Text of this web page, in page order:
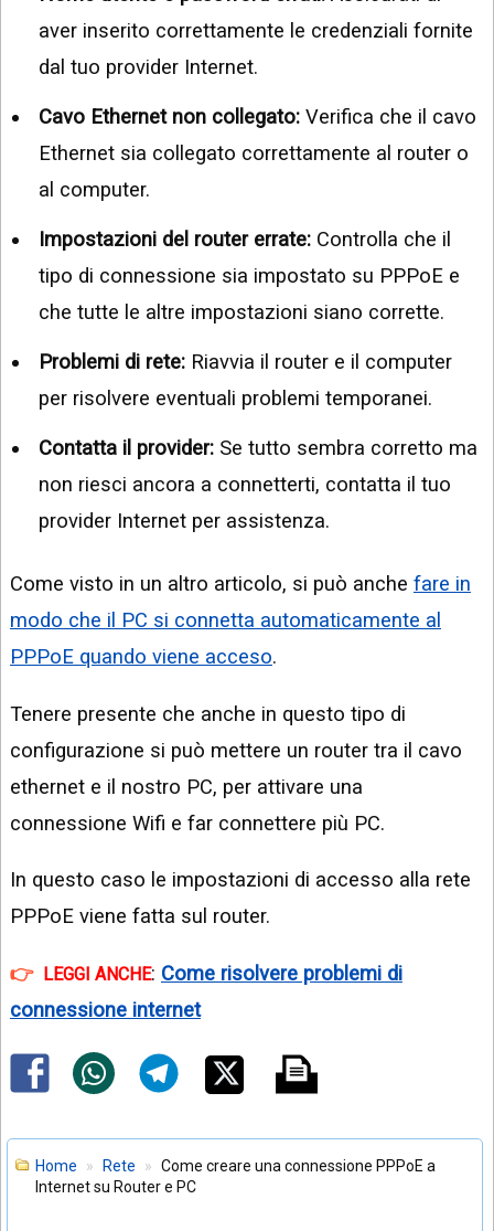
aver inserito correttamente le credenziali fornite
dal tuo provider Internet.
Cavo Ethernet non collegato: Verifica che il cavo
Ethernet sia collegato correttamente al router o
al computer.
Impostazioni del router errate: Controlla che il
tipo di connessione sia impostato su PPPoE e
che tutte le altre impostazioni siano corrette.
Problemi di rete: Riavvia il router e il computer
per risolvere eventuali problemi temporanei.
Contatta il provider: Se tutto sembra corretto ma
non riesci ancora a connetterti, contatta il tuo
provider Internet per assistenza.
Come visto in un altro articolo, si può anche fare in
modo che il PC si connetta automaticamente al
PPPoE quando viene acceso.
Tenere presente che anche in questo tipo di
configurazione si può mettere un router tra il cavo
ethernet e il nostro PC, per attivare una
connessione Wifi e far connettere più PC.
In questo caso le impostazioni di accesso alla rete
PPPoE viene fatta sul router.
LEGGI ANCHE: Come risolvere problemi di
connessione internet
Home Rete
Come creare una connessione PPPoE a
Internet su Router e PC